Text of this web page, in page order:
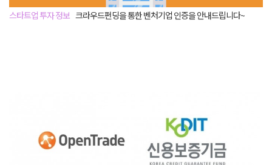
스타트업 투자 정보 크라우드펀딩을 통한 벤처기업 인증을 안내드립니다~